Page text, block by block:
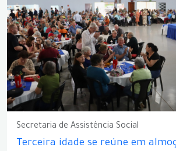
Secretaria de Assistência Social
Terceira idade se reúne em